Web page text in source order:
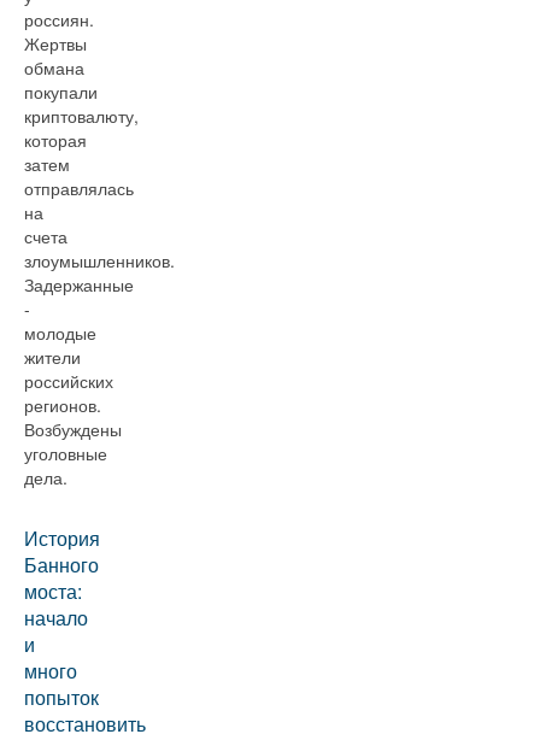
россиян.
Жертвы
обмана
покупали
криптовалюту,
которая
затем
отправлялась
на
счета
злоумышленников.
Задержанные
-
молодые
жители
российских
регионов.
Возбуждены
уголовные
дела.
История
Банного
моста:
начало
и
много
попыток
восстановить